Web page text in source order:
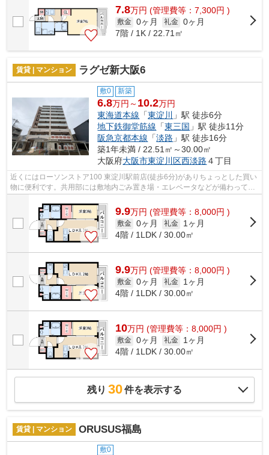
7.8万円 (管理費等：7,300円 )
敷金 0ヶ月 礼金 0ヶ月
7階 / 1K / 22.71㎡
賃貸 | マンション ラグゼ新大阪6
敷0 新築
6.8万円～ 10.2万円
東海道本線 「東淀川
」駅 徒歩6分
地下鉄御堂筋線 「東三国 」駅 徒歩11分
阪急京都本線 「淡路 」駅 徒歩16分
築1年未満 / 22.51㎡～30.00㎡
大阪府大阪市東淀川区西淡路 ４丁目
近くにはローソンストア100 東淀川駅前店(徒歩6分)がありちょっとした買い
物に便利です。共用部には敷地内ごみ置き場・エレベータなどが備わってお
りとても充実しています。こちらの物...
9.9万円 (管理費等：8,000円 )
敷金 0ヶ月 礼金
1ヶ月
4階 / 1LDK / 30.00㎡
9.9万円 (管理費等：8,000円 )
敷金 0ヶ月 礼金
1ヶ月
4階 / 1LDK / 30.00㎡
10万円 (管理費等：8,000円 )
敷金 0ヶ月 礼金
1ヶ月
4階 / 1LDK / 30.00㎡
残り 30件を表示する
賃貸 | マンション ORUSUS福島
敷0